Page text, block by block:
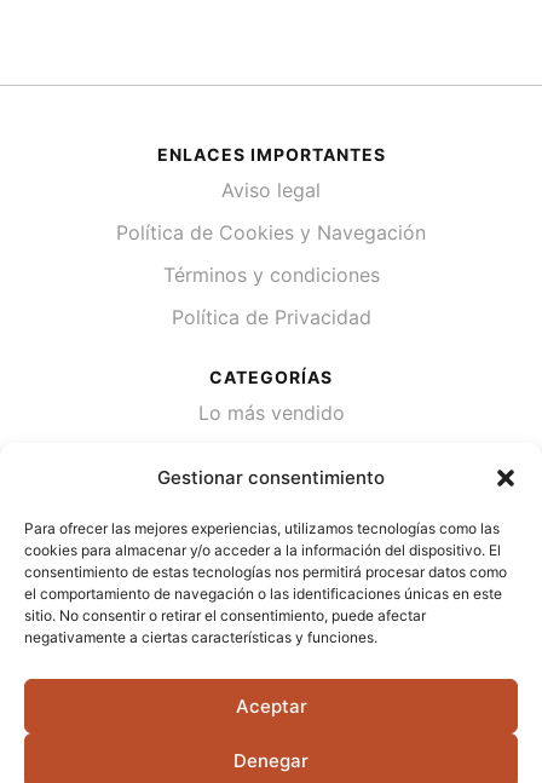
Gestionar consentimiento
Para ofrecer las mejores experiencias, utilizamos tecnologías como las
cookies para almacenar y/o acceder a la información del dispositivo. El
consentimiento de estas tecnologías nos permitirá procesar datos como
el comportamiento de navegación o las identificaciones únicas en este
sitio. No consentir o retirar el consentimiento, puede afectar
negativamente a ciertas características y funciones.
Aceptar
Denegar
ENLACES IMPORTANTES
Aviso legal
Política de Cookies y Navegación
Términos y condiciones
Política de Privacidad
CATEGORÍAS
Lo más vendido
Desinfección de agua
CONTACTA
Cami Primera Marrada, SN, 25600, Balaguer
info@jardipamies.com
621 238 242